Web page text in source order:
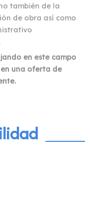
también de la
de obra así como
en este campo
una oferta de